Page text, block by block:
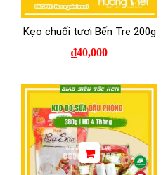
Kẹo chuối tươi Bến Tre 200g
₫40,000